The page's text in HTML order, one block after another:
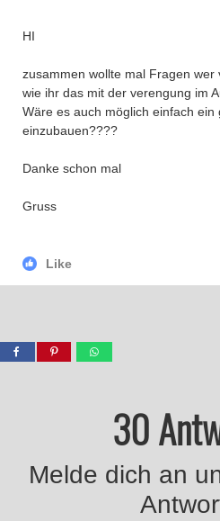
HI
zusammen wollte mal Fragen wer
wie ihr das mit der verengung im
Wäre es auch möglich einfach ein
einzubauen????
Danke schon mal
Gruss
Like
30
Melde dich an